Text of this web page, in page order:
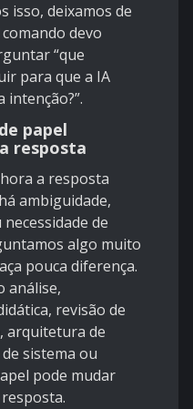
isso, deixamos de
devo
“que
para que a IA
papel
resposta
a resposta
ambiguidade,
de
algo muito
pouca diferença.
análise,
revisão de
arquitetura de
sistema ou
pode mudar